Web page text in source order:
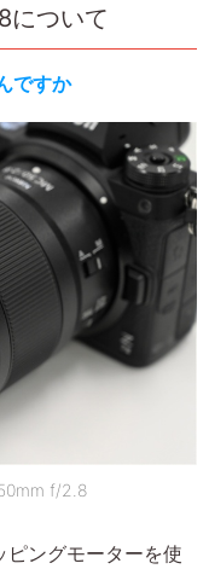
について
ですか
f/2.8
ングモーターを使